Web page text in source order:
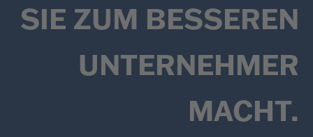
SIE ZUM BESSEREN
UNTERNEHMER
MACHT.